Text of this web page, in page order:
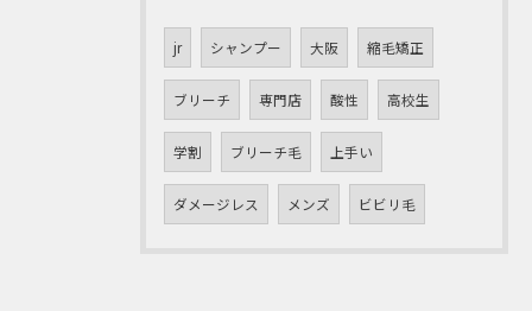
jr シャンプー 大阪 縮毛矯正
ブリーチ 専門店 酸性 高校生
学割 ブリーチ毛 上手い
ダメージレス メンズ ビビリ毛